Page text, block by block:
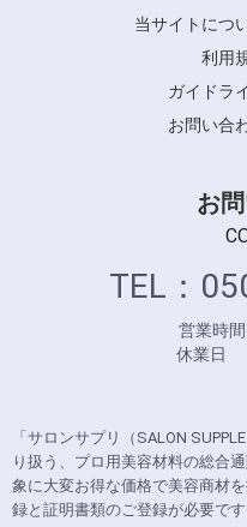
当サイトにつ
利用
ガイドラ
お問い合
お
TEL：
営業時
休業日
「サロンサプリ（SALON
り扱う、プロ用美容材料の総合
象に大変お得な価格で美容商材
録と証明書類のご登録が必要です